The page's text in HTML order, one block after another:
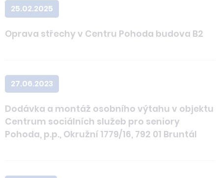
25.02.2025
Oprava střechy v Centru Pohoda budova B2
27.06.2023
Dodávka a montáž osobního výtahu v objektu
Centrum sociálních služeb pro seniory
Pohoda, p.p., Okružní 1779/16, 792 01 Bruntál